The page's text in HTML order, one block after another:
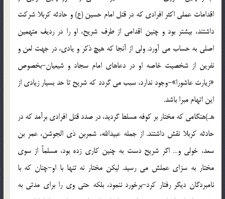
اقدامات عملی اکثر افرادی که در قتل امام حسین (ع) و حادثه کربلا شرکت
داشتند، بیشتر بود و چنین اقدامی از طرف شریح، او را در ردیف متهمین
اصلی به حساب می آورد. ولی از آنجا که هیچ ذکر و یادی، در جهت لعن و
نفرین از شخصیت خاصه او در دعاهای امام سجاد و شیعیان-بخصوص
«زیارت عاشورا»-وجود ندارد، سبب می گردد که شریح تا حد بسیار زیادی از
این اتهام مبرا باشد.
هـ)هنگامی که مختار بر کوفه مسلط گردید، در صدد قتل افرادی برآمد که در
حادثه کربلا نقش داشتند. از جمله عبیدالله، شمربن ذی الجوشن، عمر بن
سعد، خولی و… اگر شریح دست به چنین کاری زده بود، مسلماً از سوی
مختار به سزای عملش می رسید. لیکن مختار نه تنها با او-چنان که با
نامبردگان دیگر رفتار کرد-برخورد ننمود، بلکه حتی وی را برای مدتی به